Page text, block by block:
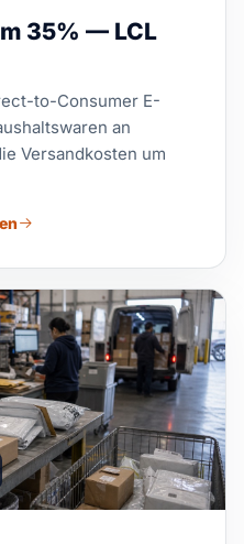
35% — LCL
to-Consumer E-
an
Versandkosten um